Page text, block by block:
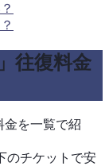
往復料金
金を一覧で紹
のチケットで安